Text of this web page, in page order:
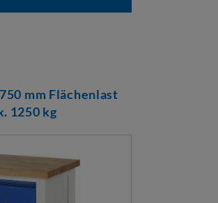
mm Flächenlast
1250 kg